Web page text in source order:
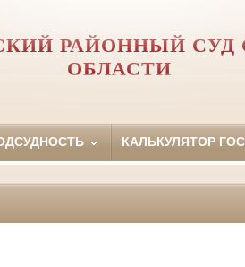
РАЙОННЫЙ СУД
ОБЛАСТИ
КАЛЬКУЛЯТОР